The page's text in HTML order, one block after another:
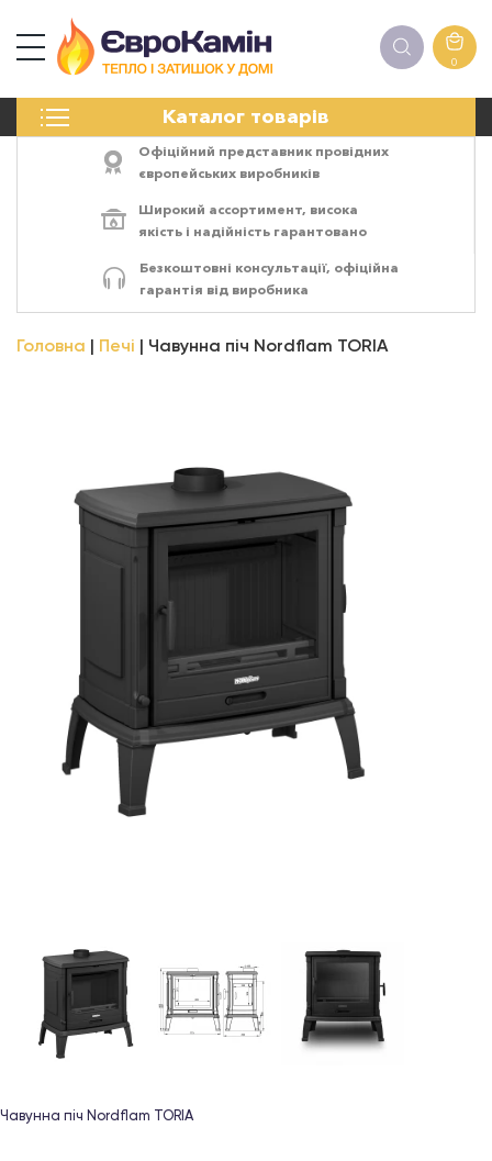
0
Каталог товарів
ПЕЧІ
ЕЛЕКТРОКАМІНИ
АКСЕСУАРИ
Офіційний представник провідних
європейських виробників
Широкий ассортимент, висока
якість і надійність гарантовано
Безкоштовні консультації, офіційна
гарантія від виробника
Головна Печі Чавунна піч Nordflam TORIA
Чавунна піч Nordflam TORIA